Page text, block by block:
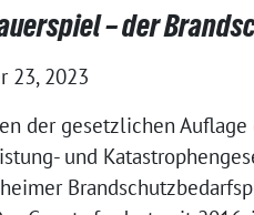
– der
23, 2023
der gesetzlichen Auflage
und